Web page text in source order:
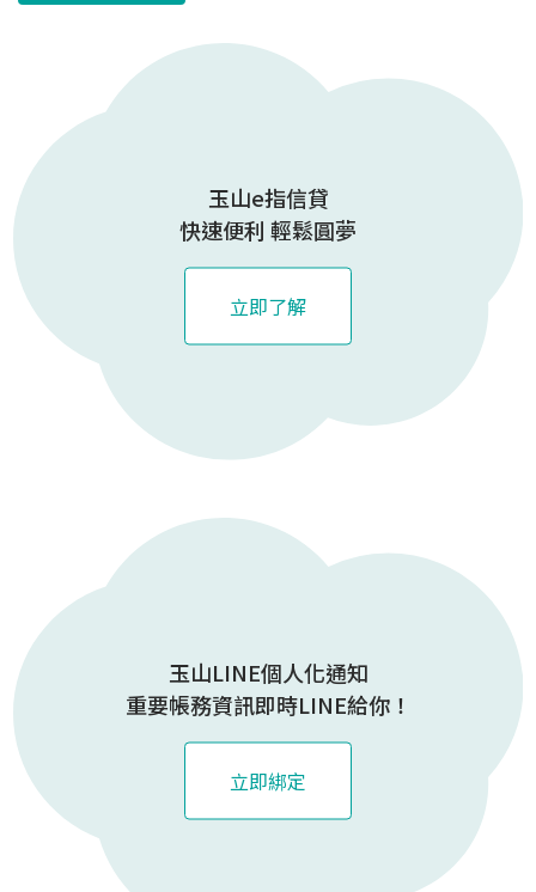
玉山e指信貸
快速便利 輕鬆圓夢
立即了解
玉山LINE個人化通知
重要帳務資訊即時LINE給你！
立即綁定